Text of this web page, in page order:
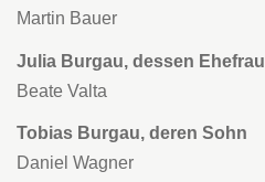
Martin Bauer
Julia Burgau, dessen Ehefrau
Beate Valta
Tobias Burgau, deren Sohn
Daniel Wagner